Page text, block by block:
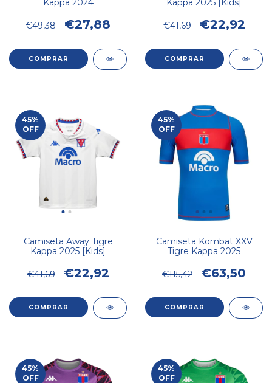
€49,38 €27,88
COMPRAR
€41,69 €22,92
COMPRAR
45%
OFF
Camiseta Away Tigre
Kappa 2025 [Kids]
€41,69 €22,92
COMPRAR
45%
OFF
Camiseta Kombat XXV
Tigre Kappa 2025
€115,42 €63,50
COMPRAR
45%
OFF
45%
OFF